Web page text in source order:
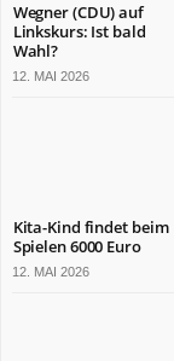
Wegner (CDU) auf
Linkskurs: Ist bald
Wahl?
12. MAI 2026
Kita-Kind findet beim
Spielen 6000 Euro
12. MAI 2026